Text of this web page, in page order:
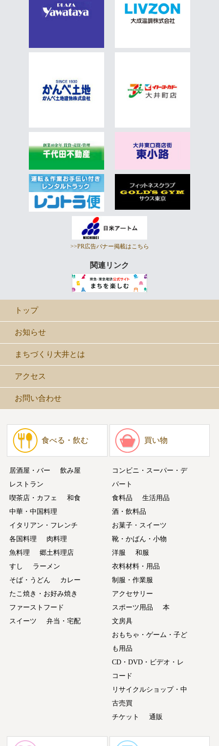
>>PR広告バナー掲載はこちら
関連リンク
トップ
お知らせ
まちづくり大井とは
アクセス
お問い合わせ
食べる・飲む
居酒屋・バー
飲み屋
レストラン
喫茶店・カフェ
和食
中華・中国料理
イタリアン・フレンチ
各国料理
肉料理
魚料理
郷土料理店
すし
ラーメン
そば・うどん
カレー
たこ焼き・お好み焼き
ファーストフード
スイーツ
弁当・宅配
買い物
コンビニ・スーパー・デ
パート
食料品
生活用品
酒・飲料品
お菓子・スイーツ
靴・かばん・小物
洋服
和服
衣料材料・用品
制服・作業服
アクセサリー
スポーツ用品
本
文房具
おもちゃ・ゲーム・子ど
も用品
CD・DVD・ビデオ・レ
コード
リサイクルショップ・中
古売買
チケット
通販